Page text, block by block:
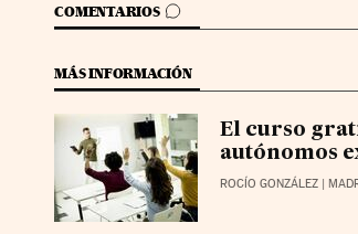
COMENTARIOS
IR A LOS COMENTARIOS
MÁS INFORMACIÓN
El curso
autónomos
ROCÍO GONZÁLEZ |